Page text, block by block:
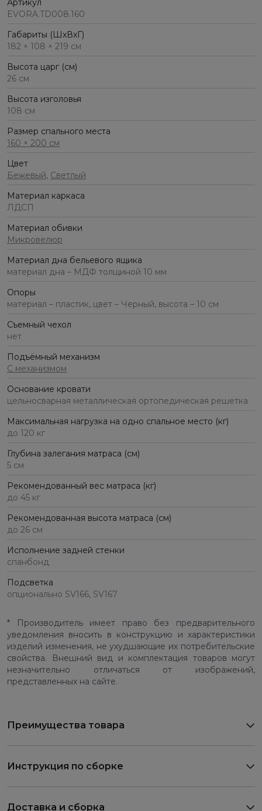
Артикул
EVORA.TD008.160
Габариты (ШхВхГ)
182 × 108 × 219 см
Высота царг (см)
26 см
Высота изголовья
108 см
Размер спального места
160 × 200 см
Цвет
Бежевый, Светлый
Материал каркаса
ЛДСП
Материал обивки
Микровелюр
Материал дна бельевого ящика
материал дна – МДФ толщиной 10 мм
Опоры
материал – пластик, цвет – Черный, высота – 10 см
Съемный чехол
нет
Подъёмный механизм
С механизмом
Основание кровати
цельносварная металлическая ортопедическая решетка
Максимальная нагрузка на одно спальное место (кг)
до 120 кг
Глубина залегания матраса (см)
5 см
Рекомендованный вес матраса (кг)
до 45 кг
Рекомендованная высота матраса (см)
до 26 см
Исполнение задней стенки
спанбонд
Подсветка
опционально SV166, SV167
* Производитель имеет право без предварительного
уведомления вносить в конструкцию и характеристики
изделий изменения, не ухудшающие их потребительские
свойства. Внешний вид и комплектация товаров могут
незначительно отличаться от изображений,
представленных на сайте.
Преимущества товара
Инструкция по сборке
Доставка и сборка